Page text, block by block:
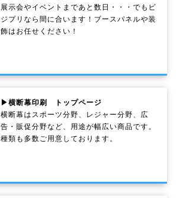
展示会やイベントまであと数日・・・でもビ
ジプリなら間に合います！ブースパネルや装
飾はお任せください！
▶横断幕印刷 トップページ
横断幕はスポーツ分野、レジャー分野、広
告・販促分野など、用途が幅広い商品です。
種類も多数ご用意しております。